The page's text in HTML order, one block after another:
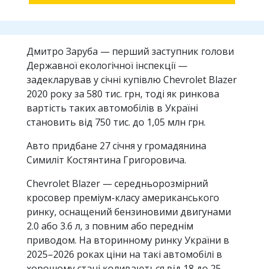
Дмитро Заруба — перший заступник голови
Державної екологічної інспекції —
задекларував у січні купівлю Chevrolet Blazer
2020 року за 580 тис. грн, тоді як ринкова
вартість таких автомобілів в Україні
становить від 750 тис. до 1,05 млн грн.
Авто придбане 27 січня у громадянина
Симиліт Костянтина Григоровича.
Chevrolet Blazer — середньорозмірний
кросовер преміум-класу американського
ринку, оснащений бензиновими двигунами
2.0 або 3.6 л, з повним або переднім
приводом. На вторинному ринку України в
2025–2026 роках ціни на такі автомобілі в